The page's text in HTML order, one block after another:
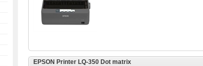
EPSON Printer LQ-350 Dot matrix